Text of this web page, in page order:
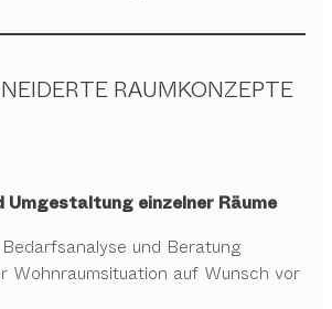
RAUMKONZEPTE
Umgestaltung einzelner Räume
Bedarfsanalyse und Beratung
Wohnraumsituation auf Wunsch vor